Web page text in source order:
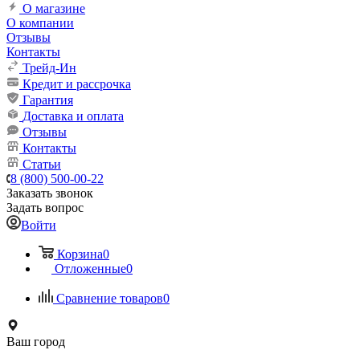
О магазине
О компании
Отзывы
Контакты
Трейд-Ин
Кредит и рассрочка
Гарантия
Доставка и оплата
Отзывы
Контакты
Статьи
8 (800) 500-00-22
Заказать звонок
Задать вопрос
Войти
Корзина0
Отложенные0
Сравнение товаров0
Ваш город